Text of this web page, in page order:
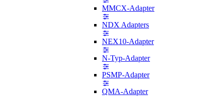
MMCX-Adapter
NDX Adapters
NEX10-Adapter
N-Typ-Adapter
PSMP-Adapter
QMA-Adapter